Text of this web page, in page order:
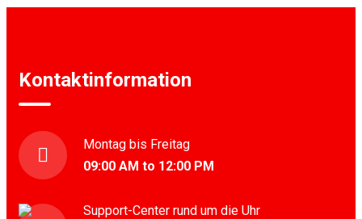
Kontaktinformation
Montag bis Freitag
09:00 AM to 12:00 PM
Support-Center rund um die Uhr